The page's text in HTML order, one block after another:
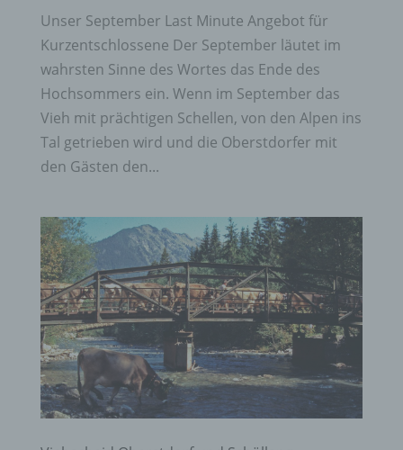
Unser September Last Minute Angebot für
Kurzentschlossene Der September läutet im
wahrsten Sinne des Wortes das Ende des
Hochsommers ein. Wenn im September das
Vieh mit prächtigen Schellen, von den Alpen ins
Tal getrieben wird und die Oberstdorfer mit
den Gästen den...